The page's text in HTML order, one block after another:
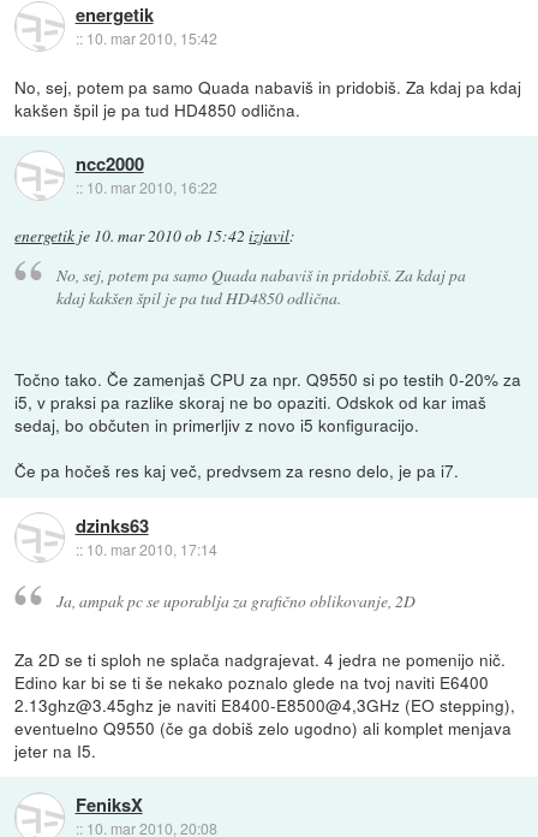
energetik
:: 10. mar 2010, 15:42
No, sej, potem pa samo Quada nabaviš in pridobiš. Za kdaj pa kdaj
kakšen špil je pa tud HD4850 odlična.
ncc2000
:: 10. mar 2010, 16:22
energetik je 10. mar 2010 ob 15:42 izjavil:
No, sej, potem pa samo Quada nabaviš in pridobiš. Za kdaj pa
kdaj kakšen špil je pa tud HD4850 odlična.
Točno tako. Če zamenjaš CPU za npr. Q9550 si po testih 0-20% za
i5, v praksi pa razlike skoraj ne bo opaziti. Odskok od kar imaš
sedaj, bo občuten in primerljiv z novo i5 konfiguracijo.
Če pa hočeš res kaj več, predvsem za resno delo, je pa i7.
dzinks63
:: 10. mar 2010, 17:14
Ja, ampak pc se uporablja za grafično oblikovanje, 2D
Za 2D se ti sploh ne splača nadgrajevat. 4 jedra ne pomenijo nič.
Edino kar bi se ti še nekako poznalo glede na tvoj naviti E6400
2.13ghz@3.45ghz je naviti E8400-E8500@4,3GHz (EO stepping),
eventuelno Q9550 (če ga dobiš zelo ugodno) ali komplet menjava
jeter na I5.
FeniksX
:: 10. mar 2010, 20:08